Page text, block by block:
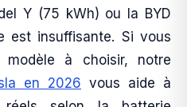
Y (75 kWh) ou la BYD
insuffisante. Si vous
à choisir, notre
en 2026 vous aide à